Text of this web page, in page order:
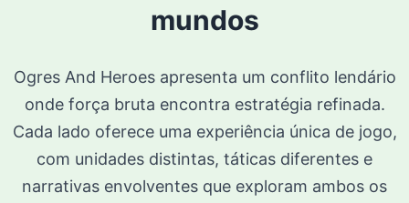
mundos
Ogres And Heroes apresenta um conflito lendário
onde força bruta encontra estratégia refinada.
Cada lado oferece uma experiência única de jogo,
com unidades distintas, táticas diferentes e
narrativas envolventes que exploram ambos os